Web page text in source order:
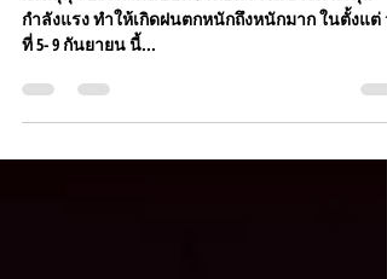
กรมอุตุฯ ประกาศฉบับที่ 3 เตือนว่าในช่วงนี้ มรสุม
ที่ 5- 9 กันยายน นี้...